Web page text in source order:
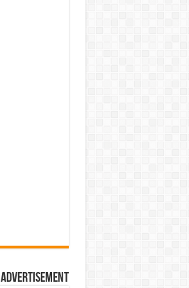
Advertisement